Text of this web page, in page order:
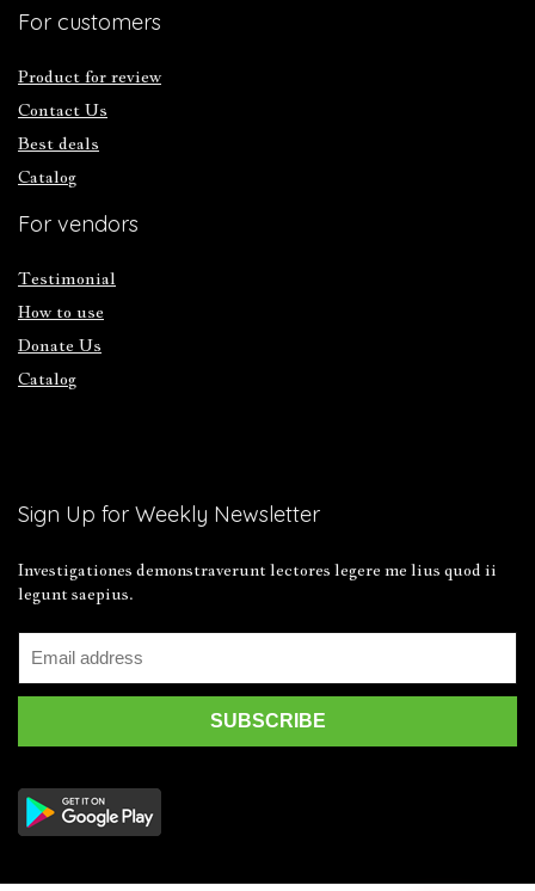
For customers
Product for review
Contact Us
Best deals
Catalog
For vendors
Testimonial
How to use
Donate Us
Catalog
Sign Up for Weekly Newsletter
Investigationes demonstraverunt lectores legere me lius quod ii
legunt saepius.